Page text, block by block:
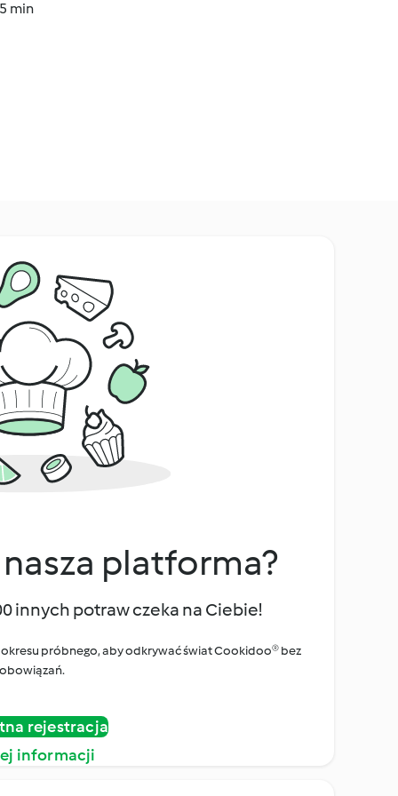
min
platforma?
innych potraw czeka na Ciebie!
próbnego, aby odkrywać świat Cookidoo® bez
rejestracja
informacji